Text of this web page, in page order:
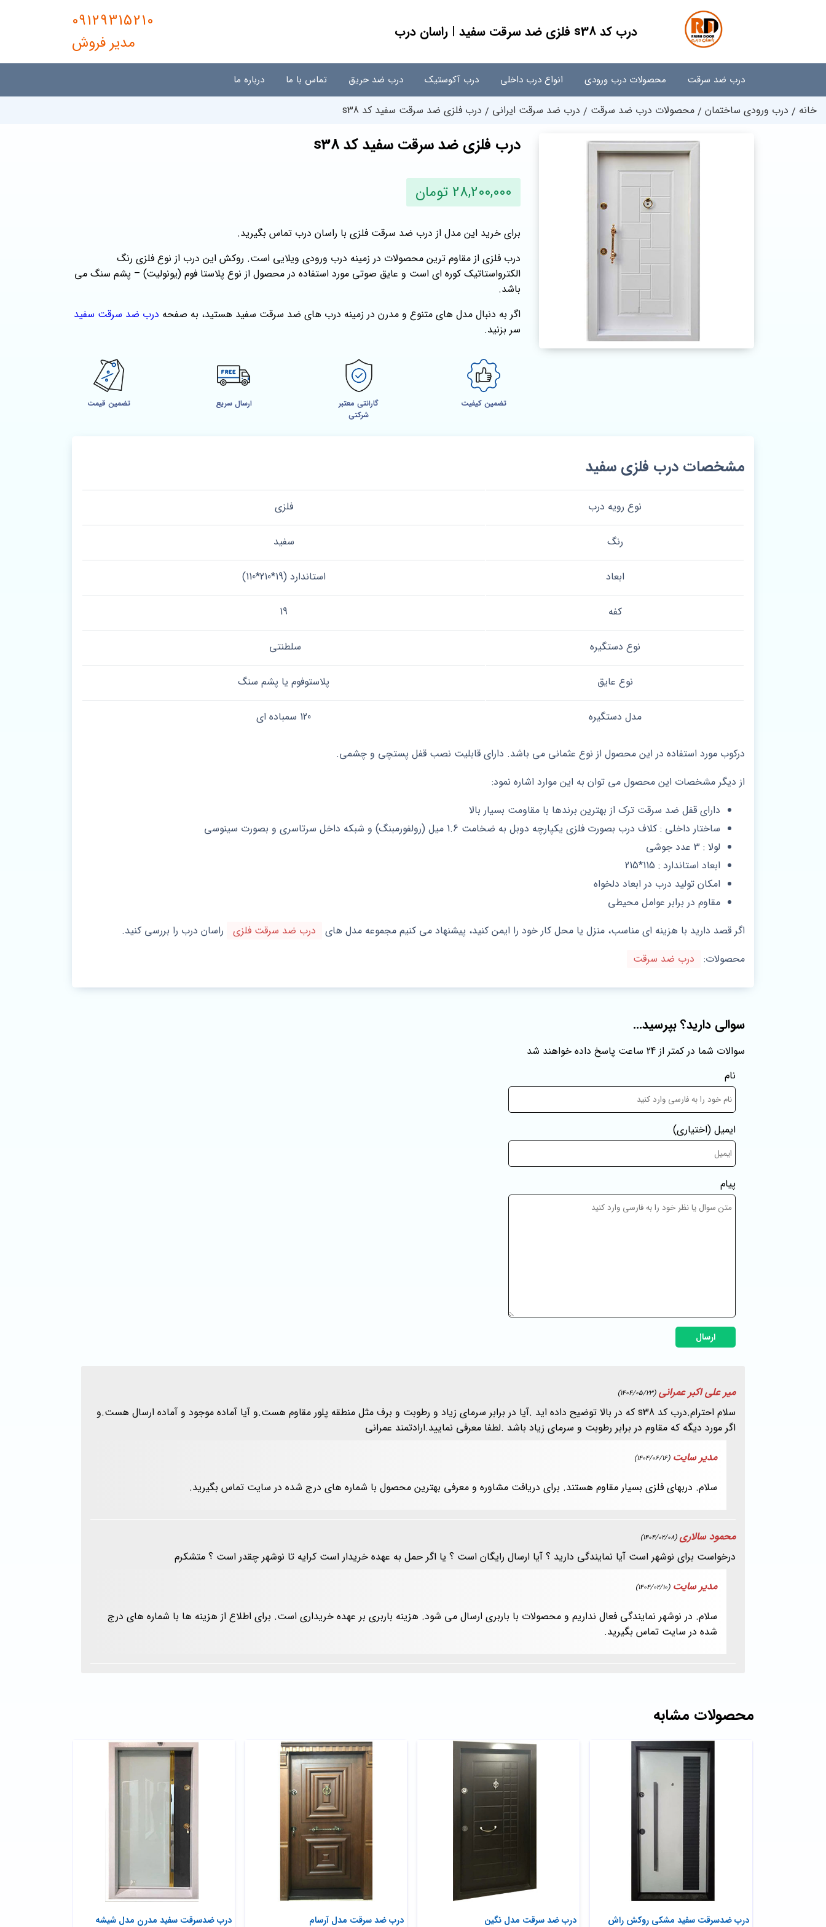
درب کد s38 فلزی ضد سرقت سفید | راسان درب
09129315210
مدیر فروش
درب ضد سرقت محصولات درب ورودی انواع درب داخلی درب آکوستیک درب ضد حریق تماس با ما درباره ما
خانه درب ورودی ساختمان محصولات درب ضد سرقت درب ضد سرقت ایرانی درب فلزی ضد سرقت سفید کد s38
درب فلزی ضد سرقت سفید کد s38
28,200,000 تومان
برای خرید این مدل از درب ضد سرقت فلزی با راسان درب تماس بگیرید.
درب فلزی از مقاوم ترین محصولات در زمینه درب ورودی ویلایی است. روکش این درب از نوع فلزی رنگ
الکترواستاتیک کوره ای است و عایق صوتی مورد استفاده در محصول از نوع پلاستا فوم (یونولیت) – پشم سنگ می
باشد.
اگر به دنبال مدل‌ های متنوع و مدرن در زمینه درب‌ های ضد سرقت سفید هستید، به صفحه درب ضد سرقت سفید
سر بزنید.
تضمین کیفیت
گارانتی معتبر
شرکتی
ارسال سریع تضمین قیمت
مشخصات درب فلزی سفید
نوع رویه درب فلزی
رنگ سفید
ابعاد استاندارد (19*210*110)
کفه 19
نوع دستگیره سلطنتی
نوع عایق پلاستوفوم یا پشم سنگ
مدل دستگیره 120 سمباده ای
درکوب مورد استفاده در این محصول از نوع عثمانی می باشد. دارای قابلیت نصب قفل پستچی و چشمی.
از دیگر مشخصات این محصول می توان به این موارد اشاره نمود:
دارای قفل ضد سرقت ترک از بهترین برندها با مقاومت بسیار بالا
ساختار داخلی : کلاف درب بصورت فلزی یکپارچه دوبل به ضخامت 1.6 میل (رولفورمبنگ) و شبکه داخل سرتاسری و بصورت سینوسی
لولا : 3 عدد جوشی
ابعاد استاندارد : 115*215
امکان تولید درب در ابعاد دلخواه
مقاوم در برابر عوامل محیطی
اگر قصد دارید با هزینه‌ ای مناسب، منزل یا محل کار خود را ایمن کنید، پیشنهاد می‌ کنیم مجموعه مدل‌ های
درب ضد سرقت فلزی
راسان درب را بررسی کنید.
محصولات:
درب ضد سرقت
سوالی دارید؟ بپرسید...
سوالات شما در کمتر از 24 ساعت پاسخ داده خواهند شد
نام
ایمیل (اختیاری)
پیام
ارسال
میر علی اکبر عمرانی (1404/05/23)
سلام احترام.درب کد s38 که در بالا توضیح داده اید .آیا در برابر سرمای زیاد و رطوبت و برف مثل منطقه پلور مقاوم هست.و آیا آماده موجود و آماده ارسال هست.و
اگر مورد دیگه که مقاوم در برابر رطوبت و سرمای زیاد باشد .لطفا معرفی نمایید.ارادتمند عمرانی
مدیر سایت (1404/06/16)
سلام. دربهای فلزی بسیار مقاوم هستند. برای دریافت مشاوره و معرفی بهترین محصول با شماره های درج شده در سایت تماس بگیرید.
محمود سالاری (1404/02/08)
درخواست برای نوشهر است آیا نمایندگی دارید ؟ آیا ارسال رایگان است ؟ یا اگر حمل به عهده خریدار است کرایه تا نوشهر چقدر است ؟ متشکرم
مدیر سایت (1404/02/10)
سلام. در نوشهر نمایندگی فعال نداریم و محصولات با باربری ارسال می شود. هزینه باربری بر عهده خریداری است. برای اطلاع از هزینه ها با شماره های درج
شده در سایت تماس بگیرید.
محصولات مشابه
درب ضدسرقت سفید مدرن مدل شیشه درب ضد سرقت مدل آرسام درب ضد سرقت مدل نگین درب ضدسرقت سفید مشکی روکش راش